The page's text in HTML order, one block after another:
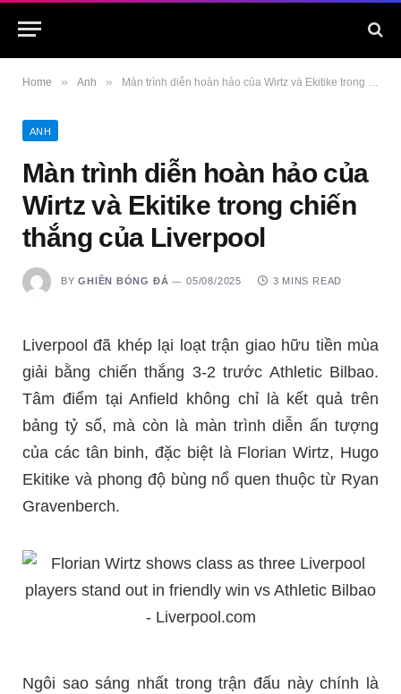
Home » Anh » Màn trình diễn hoàn hảo của Wirtz và Ekitike trong chiến thắng của Liverpool
ANH
Màn trình diễn hoàn hảo của
Wirtz và Ekitike trong chiến
thắng của Liverpool
BY GHIỀN BÓNG ĐÁ 05/08/2025 3 MINS READ
Liverpool đã khép lại loạt trận giao hữu tiền mùa
giải bằng chiến thắng 3-2 trước Athletic Bilbao.
Tâm điểm tại Anfield không chỉ là kết quả trên
bảng tỷ số, mà còn là màn trình diễn ấn tượng
của các tân binh, đặc biệt là Florian Wirtz, Hugo
Ekitike và phong độ bùng nổ quen thuộc từ Ryan
Gravenberch.
Ngôi sao sáng nhất trong trận đấu này chính là